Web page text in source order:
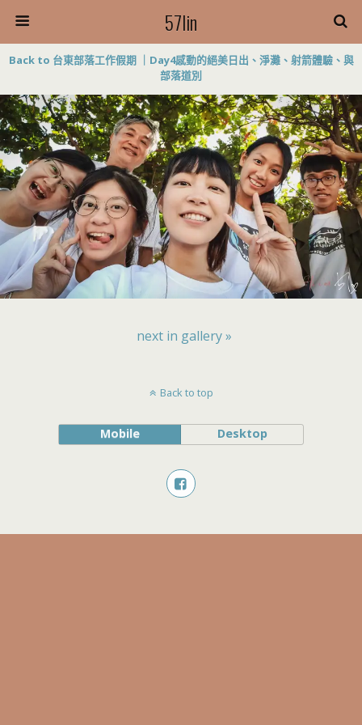
57lin
Back to 台東部落工作假期 ｜Day4感動的絕美日出、淨灘、射箭體驗、與
部落道別
next in gallery »
Back to top
Mobile Desktop